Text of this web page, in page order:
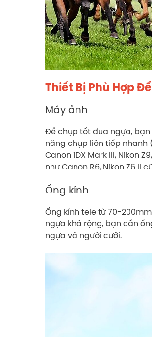
Thiết Bị Phù Hợp
Máy ảnh
Để chụp tốt đua ngựa, bạn
năng chụp liên tiếp nhanh
Canon 1DX Mark III, Nikon
như Canon R6, Nikon Z6 II
Ống kính
Ống kính tele từ 70-
ngựa khá rộng, bạn cần
ngựa và người cưỡi.